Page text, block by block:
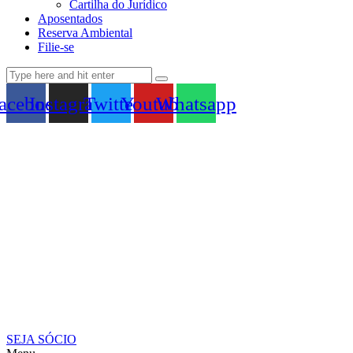
Cartilha do Jurídico
Aposentados
Reserva Ambiental
Filie-se
InstagramTwitterYoutubeWhatsapp
SEJA SÓCIO